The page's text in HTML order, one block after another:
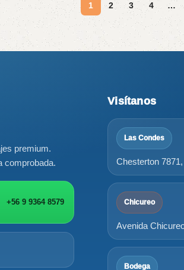
1 2 3 4 …
premium.
comprobada.
+56 9 9364 8579
Visítanos
Las Condes
Chesterton
Chicureo
Avenida
Bodega